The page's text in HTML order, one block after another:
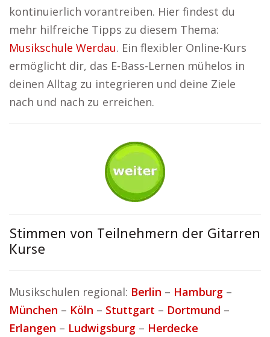
kontinuierlich vorantreiben. Hier findest du
mehr hilfreiche Tipps zu diesem Thema:
Musikschule Werdau. Ein flexibler Online-Kurs
ermöglicht dir, das E-Bass-Lernen mühelos in
deinen Alltag zu integrieren und deine Ziele
nach und nach zu erreichen.
Stimmen von Teilnehmern der Gitarren
Kurse
Musikschulen regional: Berlin – Hamburg –
München – Köln – Stuttgart – Dortmund –
Erlangen – Ludwigsburg – Herdecke